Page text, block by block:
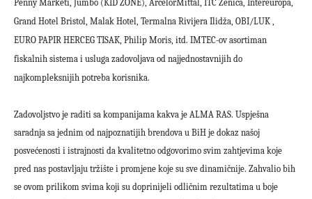
Penny Marketi, Jumbo (KID ZONE), ArcelorMittal, ITC Zenica, Intereuropa,
Grand Hotel Bristol, Malak Hotel, Termalna Rivijera Ilidža, OBI/LUK ,
EURO PAPIR HERCEG TISAK, Philip Moris, itd. IMTEC-ov asortiman
fiskalnih sistema i usluga zadovoljava od najjednostavnijih do
najkompleksnijih potreba korisnika.
Zadovoljstvo je raditi sa kompanijama kakva je ALMA RAS. Uspješna
saradnja sa jednim od najpoznatijih brendova u BiH je dokaz našoj
posvećenosti i istrajnosti da kvalitetno odgovorimo svim zahtjevima koje
pred nas postavljaju tržište i promjene koje su sve dinamičnije. Zahvalio bih
se ovom prilikom svima koji su doprinijeli odličnim rezultatima u boje